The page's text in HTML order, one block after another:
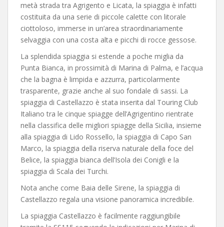
metà strada tra Agrigento e Licata, la spiaggia è infatti
costituita da una serie di piccole calette con litorale
ciottoloso, immerse in un’area straordinariamente
selvaggia con una costa alta e picchi di rocce gessose.
La splendida spiaggia si estende a poche miglia da
Punta Bianca, in prossimità di Marina di Palma, e l’acqua
che la bagna è limpida e azzurra, particolarmente
trasparente, grazie anche al suo fondale di sassi. La
spiaggia di Castellazzo è stata inserita dal Touring Club
Italiano tra le cinque spiagge dell’Agrigentino rientrate
nella classifica delle migliori spiagge della Sicilia, insieme
alla spiaggia di Lido Rossello, la spiaggia di Capo San
Marco, la spiaggia della riserva naturale della foce del
Belice, la spiaggia bianca dell’Isola dei Conigli e la
spiaggia di Scala dei Turchi.
Nota anche come Baia delle Sirene, la spiaggia di
Castellazzo regala una visione panoramica incredibile.
La spiaggia Castellazzo è facilmente raggiungibile